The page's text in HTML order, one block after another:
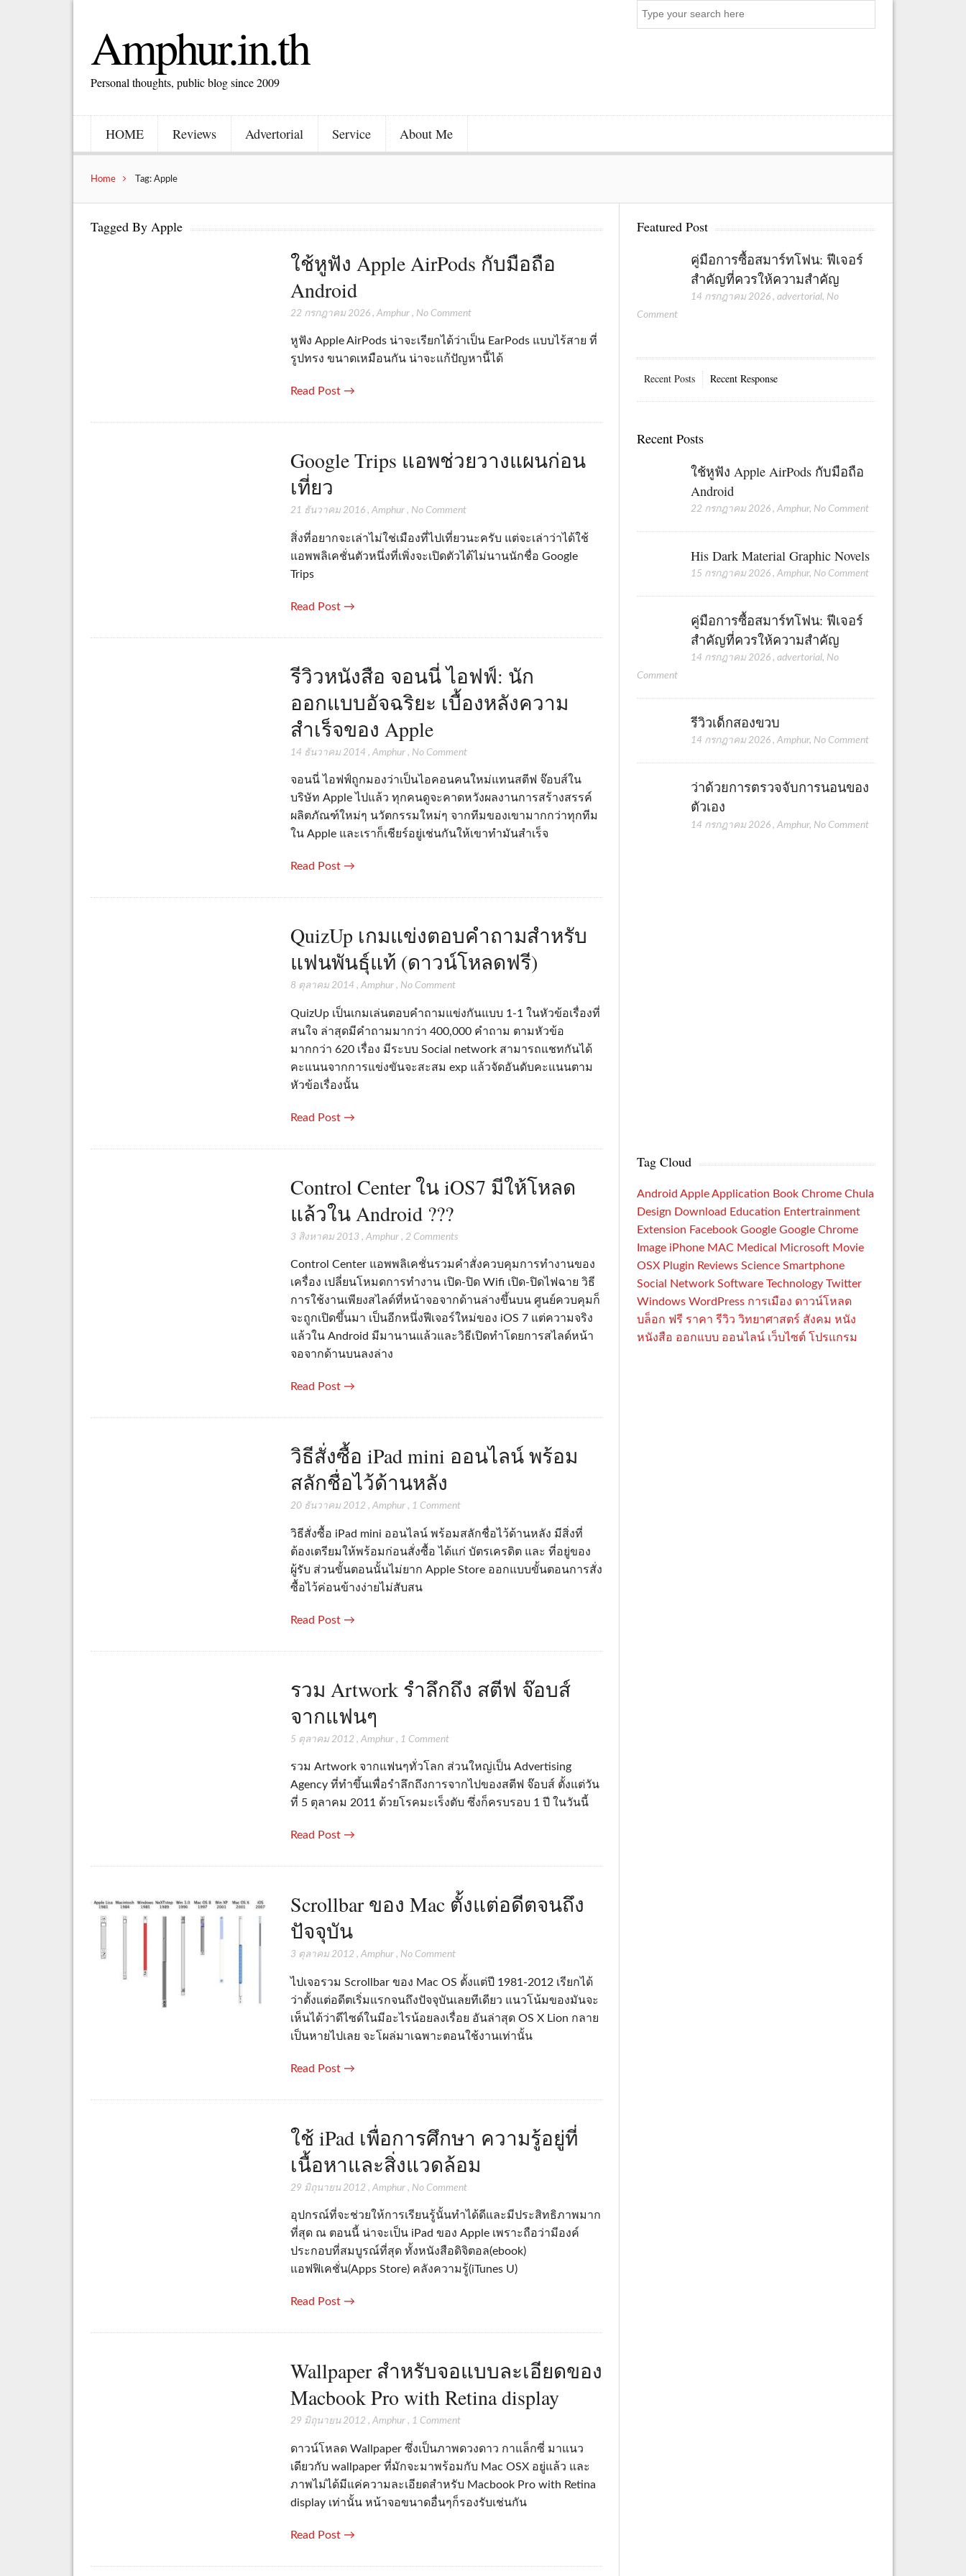
Amphur.in.th
Personal thoughts, public blog since 2009
e
HOME Reviews Advertorial Service About Me
Home Tag: Apple
Tagged By Apple
ใช้หูฟัง Apple AirPods กับมือถือ
Android
22 กรกฎาคม 2026, Amphur, No Comment
หูฟัง Apple AirPods น่าจะเรียกได้ว่าเป็น EarPods แบบไร้สาย ที่
รูปทรง ขนาดเหมือนกัน น่าจะแก้ปัญหานี้ได้
Read Post →
Google Trips แอพช่วยวางแผนก่อน
เที่ยว
21 ธันวาคม 2016, Amphur, No Comment
สิ่งที่อยากจะเล่าไม่ใช่เมืองที่ไปเที่ยวนะครับ แต่จะเล่าว่าได้ใช้
แอพพลิเคชั่นตัวหนึ่งที่เพิ่งจะเปิดตัวได้ไม่นานนักชื่อ Google
Trips
Read Post →
รีวิวหนังสือ จอนนี่ ไอฟฟ์: นัก
ออกแบบอัจฉริยะ เบื้องหลังความ
สำเร็จของ Apple
14 ธันวาคม 2014 , Amphur, No Comment
จอนนี่ ไอฟฟ์ถูกมองว่าเป็นไอคอนคนใหม่แทนสตีฟ จ๊อบส์ใน
บริษัท Apple ไปแล้ว ทุกคนดูจะคาดหวังผลงานการสร้างสรรค์
ผลิตภัณฑ์ใหม่ๆ นวัตกรรมใหม่ๆ จากทีมของเขามากกว่าทุกทีม
ใน Apple และเราก็เชียร์อยู่เช่นกันให้เขาทำมันสำเร็จ
Read Post →
QuizUp เกมแข่งตอบคำถามสำหรับ
แฟนพันธุ์แท้ (ดาวน์โหลดฟรี)
8 ตุลาคม 2014 , Amphur, No Comment
QuizUp เป็นเกมเล่นตอบคำถามแข่งกันแบบ 1-1 ในหัวข้อเรื่องที่
สนใจ ล่าสุดมีคำถามมากว่า 400,000 คำถาม ตามหัวข้อ
มากกว่า 620 เรื่อง มีระบบ Social network สามารถแชทกันได้
คะแนนจากการแข่งขันจะสะสม exp แล้วจัดอันดับคะแนนตาม
หัวข้อเรื่องนั้น
Read Post →
Control Center ใน iOS7 มีให้โหลด
แล้วใน Android ???
3 สิงหาคม 2013 , Amphur, 2 Comments
Control Center แอพพลิเคชั่นรวมคำสั่งควบคุมการทำงานของ
เครื่อง เปลี่ยนโหมดการทำงาน เปิด-ปิด Wifi เปิด-ปิดไฟฉาย วิธี
การใช้งานเพียงสไลด์ที่หน้าจอจากด้านล่างขึ้นบน ศูนย์ควบคุมก็
จะถูกเปิดขึ้นมา เป็นอีกหนึ่งฟีเจอร์ใหม่ของ iOS 7 แต่ความจริง
แล้วใน Android มีมานานแล้วและวิธีเปิดทำโดยการสไลด์หน้า
จอจากด้านบนลงล่าง
Read Post →
วิธีสั่งซื้อ iPad mini ออนไลน์ พร้อม
สลักชื่อไว้ด้านหลัง
20 ธันวาคม 2012 , Amphur, 1 Comment
วิธีสั่งซื้อ iPad mini ออนไลน์ พร้อมสลักชื่อไว้ด้านหลัง มีสิ่งที่
ต้องเตรียมให้พร้อมก่อนสั่งซื้อ ได้แก่ บัตรเครดิต และ ที่อยู่ของ
ผู้รับ ส่วนขั้นตอนนั้นไม่ยาก Apple Store ออกแบบขั้นตอนการสั่ง
ซื้อไว้ค่อนข้างง่ายไม่สับสน
Read Post →
รวม Artwork รำลึกถึง สตีฟ จ๊อบส์
จากแฟนๆ
5 ตุลาคม 2012 , Amphur, 1 Comment
รวม Artwork จากแฟนๆทั่วโลก ส่วนใหญ่เป็น Advertising
Agency ที่ทำขึ้นเพื่อรำลึกถึงการจากไปของสตีฟ จ๊อบส์ ตั้งแต่วัน
ที่ 5 ตุลาคม 2011 ด้วยโรคมะเร็งตับ ซึ่งก็ครบรอบ 1 ปี ในวันนี้
Read Post →
Scrollbar ของ Mac ตั้งแต่อดีตจนถึง
ปัจจุบัน
3 ตุลาคม 2012 , Amphur, No Comment
ไปเจอรวม Scrollbar ของ Mac OS ตั้งแต่ปี 1981-2012 เรียกได้
ว่าตั้งแต่อดีตเริ่มแรกจนถึงปัจจุบันเลยทีเดียว แนวโน้มของมันจะ
เห็นได้ว่าดีไซด์ในมีอะไรน้อยลงเรื่อย อันล่าสุด OS X Lion กลาย
เป็นหายไปเลย จะโผล่มาเฉพาะตอนใช้งานเท่านั้น
Read Post →
ใช้ iPad เพื่อการศึกษา ความรู้อยู่ที่
เนื้อหาและสิ่งแวดล้อม
29 มิถุนายน 2012 , Amphur, No Comment
อุปกรณ์ที่จะช่วยให้การเรียนรู้นั้นทำได้ดีและมีประสิทธิภาพมาก
ที่สุด ณ ตอนนี้ น่าจะเป็น iPad ของ Apple เพราะถือว่ามีองค์
ประกอบที่สมบูรณ์ที่สุด ทั้งหนังสือดิจิตอล(ebook)
แอฟฟิเคชั่น(Apps Store) คลังความรู้(iTunes U)
Read Post →
Wallpaper สำหรับจอแบบละเอียดของ
Macbook Pro with Retina display
29 มิถุนายน 2012 , Amphur, 1 Comment
ดาวน์โหลด Wallpaper ซึ่งเป็นภาพดวงดาว กาแล็กซี่ มาแนว
เดียวกับ wallpaper ที่มักจะมาพร้อมกับ Mac OSX อยู่แล้ว และ
ภาพไม่ได้มีแค่ความละเอียดสำหรับ Macbook Pro with Retina
display เท่านั้น หน้าจอขนาดอื่นๆก็รองรับเช่นกัน
Read Post →
Featured Post
คู่มือการซื้อสมาร์ทโฟน: ฟีเจอร์
สำคัญที่ควรให้ความสำคัญ
14 กรกฎาคม 2026 ,advertorial, No
Comment
Recent Posts Recent Response
Recent Posts
ใช้หูฟัง Apple AirPods กับมือถือ
Android
22 กรกฎาคม 2026 ,Amphur, No Comment
His Dark Material Graphic Novels
15 กรกฎาคม 2026 ,Amphur, No Comment
คู่มือการซื้อสมาร์ทโฟน: ฟีเจอร์
สำคัญที่ควรให้ความสำคัญ
14 กรกฎาคม 2026 ,advertorial, No
Comment
รีวิวเด็กสองขวบ
14 กรกฎาคม 2026 ,Amphur, No Comment
ว่าด้วยการตรวจจับการนอนของ
ตัวเอง
14 กรกฎาคม 2026 ,Amphur, No Comment
Tag Cloud
Android Apple Application Book Chrome Chula
Design Download Education Entertrainment
Extension Facebook Google Google Chrome
Image iPhone MAC Medical Microsoft Movie
OSX Plugin Reviews Science Smartphone
Social Network Software Technology Twitter
Windows WordPress การเมือง ดาวน์โหลด
บล็อก ฟรี ราคา รีวิว วิทยาศาสตร์ สังคม หนัง
หนังสือ ออกแบบ ออนไลน์ เว็บไซต์ โปรแกรม